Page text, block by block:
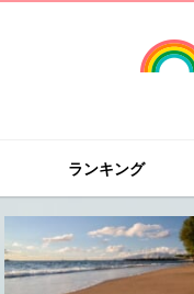
ランキング